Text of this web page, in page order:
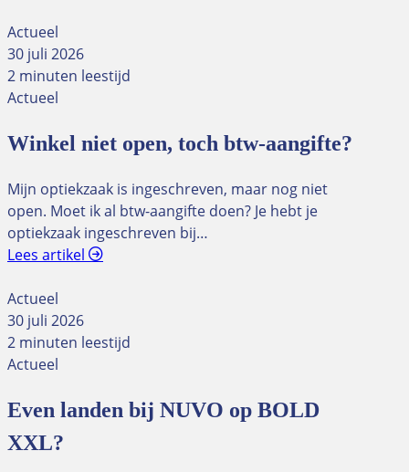
Actueel
30 juli 2026
2 minuten leestijd
Actueel
Winkel niet open, toch btw-aangifte?
Mijn optiekzaak is ingeschreven, maar nog niet
open. Moet ik al btw-aangifte doen? Je hebt je
optiekzaak ingeschreven bij…
Lees artikel
Actueel
30 juli 2026
2 minuten leestijd
Actueel
Even landen bij NUVO op BOLD
XXL?